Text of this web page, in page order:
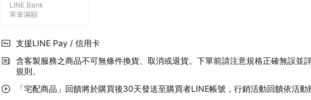
LINE Bank
單筆滿額
支援LINE Pay / 信用卡
含客製服務之商品不可無條件換貨、取消或退貨。下單前請注意規格正確無誤並
規則。
「宅配商品」回饋將於購買後30天發送至購買者LINE帳號，行銷活動回饋依活動